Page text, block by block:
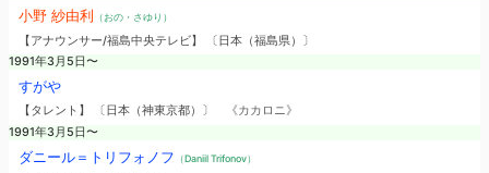
小野 紗由利 （おの・さゆり）
【アナウンサー/福島中央テレビ】 〔日本（福島県）〕
1991年3月5日〜
すがや
【タレント】 〔日本（神東京都）〕
《カカロニ》
1991年3月5日〜
ダニール＝トリフォノフ （Daniil Trifonov）